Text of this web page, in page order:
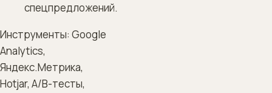
спецпредложений.
Инструменты: Google
Analytics,
Яндекс.Метрика,
Hotjar, A/B-тесты,